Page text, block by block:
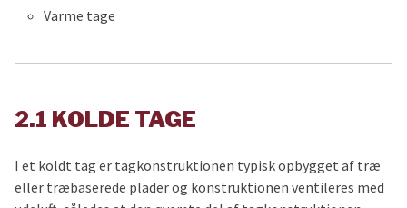
Varme tage
2.1 KOLDE TAGE
I et koldt tag er tagkonstruktionen typisk opbygget af træ
eller træbaserede plader og konstruktionen ventileres med